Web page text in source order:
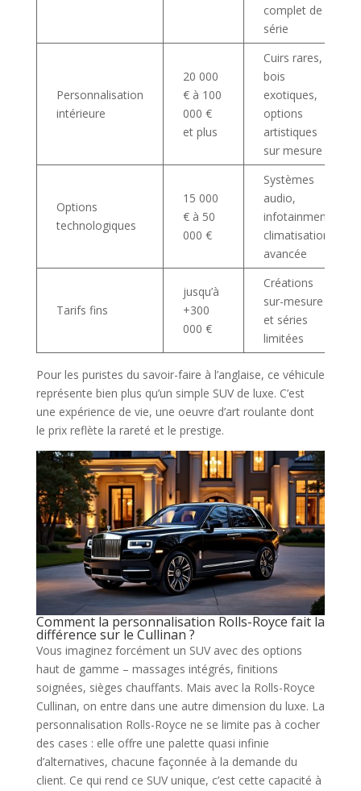
complet de
série
Personnalisation
intérieure
20 000
€ à 100
000 €
et plus
Cuirs rares,
bois
exotiques,
options
artistiques
sur mesure
Options
technologiques
15 000
€ à 50
000 €
Systèmes
audio,
infotainment,
climatisation
avancée
Tarifs fins
jusqu’à
+300
000 €
Créations
sur-mesure
et séries
limitées
Pour les puristes du savoir-faire à l’anglaise, ce véhicule
représente bien plus qu’un simple SUV de luxe. C’est
une expérience de vie, une oeuvre d’art roulante dont
le prix reflète la rareté et le prestige.
Comment la personnalisation Rolls-Royce fait la
différence sur le Cullinan ?
Vous imaginez forcément un SUV avec des options
haut de gamme – massages intégrés, finitions
soignées, sièges chauffants. Mais avec la Rolls-Royce
Cullinan, on entre dans une autre dimension du luxe. La
personnalisation Rolls-Royce ne se limite pas à cocher
des cases : elle offre une palette quasi infinie
d’alternatives, chacune façonnée à la demande du
client. Ce qui rend ce SUV unique, c’est cette capacité à